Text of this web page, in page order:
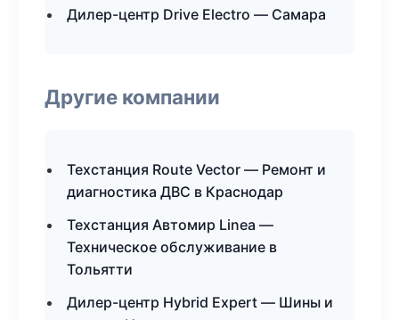
Дилер-центр Drive Electro — Самара
Другие компании
Техстанция Route Vector — Ремонт и
диагностика ДВС в Краснодар
Техстанция Автомир Linea —
Техническое обслуживание в
Тольятти
Дилер-центр Hybrid Expert — Шины и